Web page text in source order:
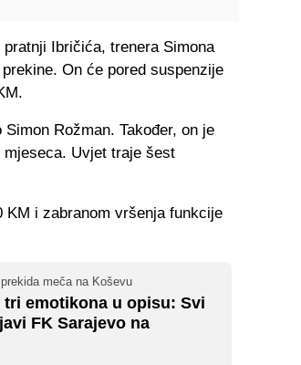
Ibričića, trenera Simona
On će pored suspenzije
Rožman. Također, on je
Uvjet traje šest
KM i zabranom vršenja funkcije
meča na Koševu
emotikona u opisu: Svi
FK Sarajevo na